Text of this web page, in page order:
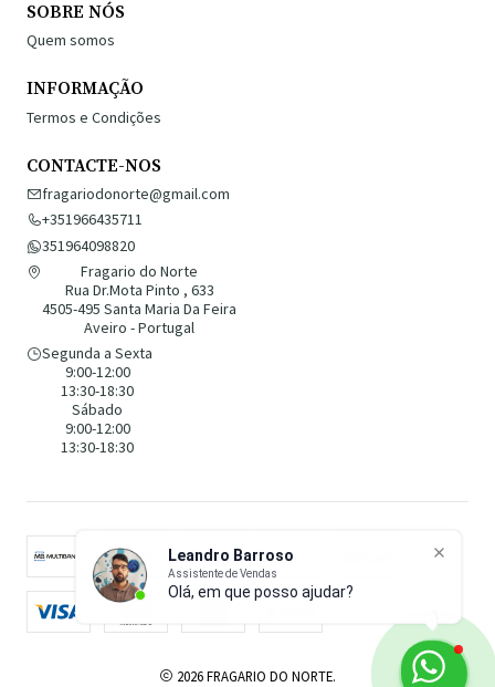
Leandro Barroso
Assistente de Vendas
Olá, em que posso ajudar?
SOBRE NÓS
Quem somos
INFORMAÇÃO
Termos e Condições
CONTACTE-NOS
fragariodonorte@gmail.com
+351966435711
351964098820
Fragario do Norte
Rua Dr.Mota Pinto , 633
4505-495 Santa Maria Da Feira
Aveiro - Portugal
Segunda a Sexta
9:00-12:00
13:30-18:30
Sábado
9:00-12:00
13:30-18:30
2026 FRAGARIO DO NORTE.